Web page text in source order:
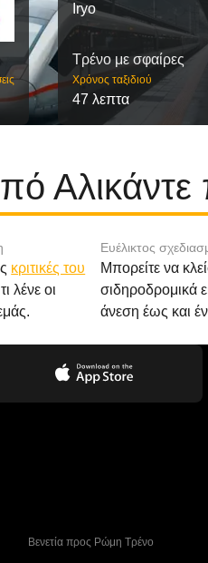
Iryo
Τρένο με σφαίρες
Χρόνος ταξιδιού
47 λεπτα
κριτικές του
λένε οι
Ευέλικτος
Μπορείτε να
σιδηροδρομικά
άνεση έως και
Βενετία προς Ρώμη Τρένο